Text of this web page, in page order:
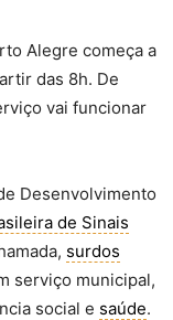
Alegre começa a
das 8h. De
vai funcionar
Desenvolvimento
de Sinais
surdos
serviço municipal,
social e saúde.